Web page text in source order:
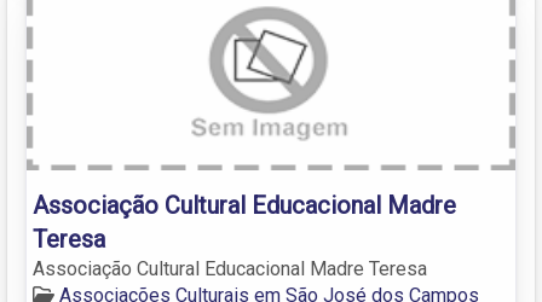
Associação Cultural Educacional Madre
Teresa
Associação Cultural Educacional Madre Teresa
Associações Culturais em São José dos Campos